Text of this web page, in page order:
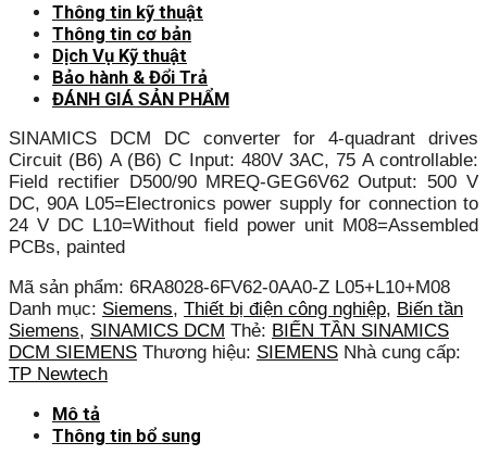
Thông tin kỹ thuật
Thông tin cơ bản
Dịch Vụ Kỹ thuật
Bảo hành & Đổi Trả
ĐÁNH GIÁ SẢN PHẨM
SINAMICS DCM DC converter for 4-quadrant drives
Circuit (B6) A (B6) C Input: 480V 3AC, 75 A controllable:
Field rectifier D500/90 MREQ-GEG6V62 Output: 500 V
DC, 90A L05=Electronics power supply for connection to
24 V DC L10=Without field power unit M08=Assembled
PCBs, painted
Mã sản phẩm: 6RA8028-6FV62-0AA0-Z L05+L10+M08
Danh mục: Siemens, Thiết bị điện công nghiệp, Biến tần
Siemens, SINAMICS DCM Thẻ: BIẾN TẦN SINAMICS
DCM SIEMENS Thương hiệu: SIEMENS Nhà cung cấp:
TP Newtech
Mô tả
Thông tin bổ sung